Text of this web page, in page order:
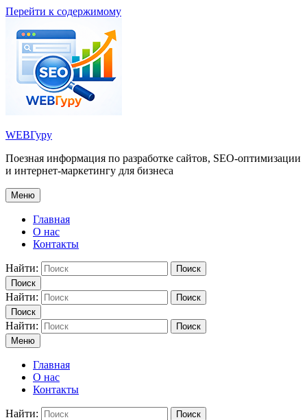
Перейти к содержимому
WEBГуру
Поезная информация по разработке сайтов, SEO-оптимизации
и интернет-маркетингу для бизнеса
Меню
Главная
О нас
Контакты
Найти:
Поиск
Поиск
Найти:
Поиск
Поиск
Найти:
Поиск
Меню
Главная
О нас
Контакты
Найти: Поиск